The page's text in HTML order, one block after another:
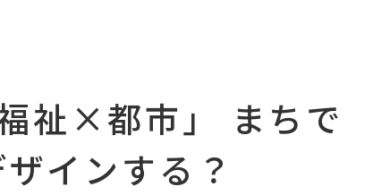
祉×都市」 まちで
インする？